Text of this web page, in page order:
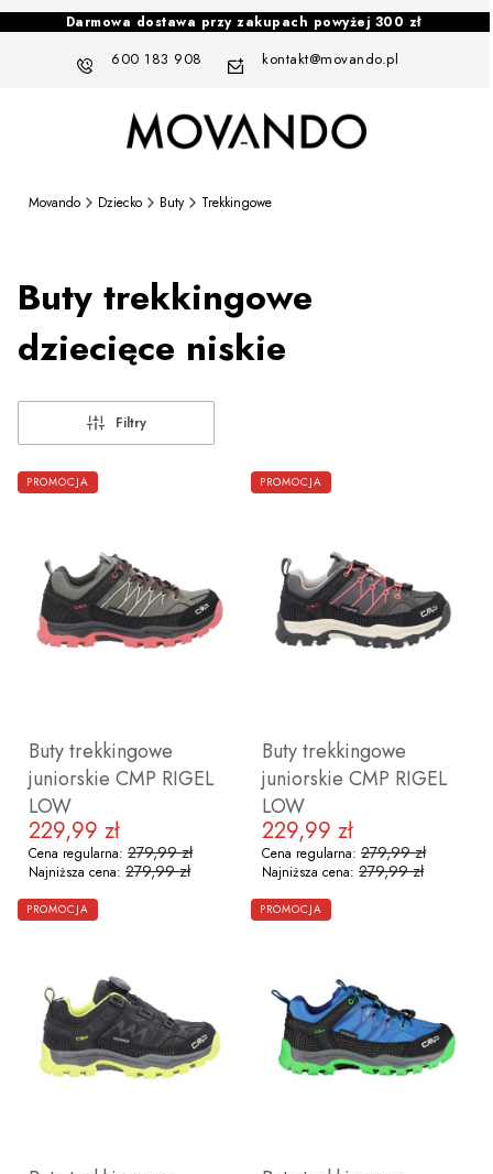
Darmowa dostawa przy zakupach powyżej 300 zł
600 183 908 kontakt@movando.pl
Movando Dziecko Buty Trekkingowe
Buty trekkingowe
dziecięce niskie
Filtry
Lista produktów
PROMOCJA
Buty trekkingowe
juniorskie CMP RIGEL
LOW
Cena promocyjna
229,99 zł
Cena regularna: 279,99 zł
Najniższa cena: 279,99 zł
ZOBACZ PRODUKT
40
PROMOCJA
Buty trekkingowe
juniorskie CMP RIGEL
LOW
Cena promocyjna
229,99 zł
Cena regularna: 279,99 zł
Najniższa cena: 279,99 zł
ZOBACZ PRODUKT
PROMOCJA PROMOCJA